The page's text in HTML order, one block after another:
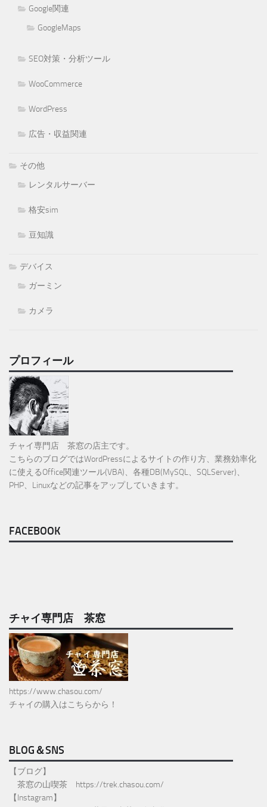
Google関連
GoogleMaps
SEO対策・分析ツール
WooCommerce
WordPress
広告・収益関連
その他
レンタルサーバー
格安sim
豆知識
デバイス
ガーミン
カメラ
プロフィール
チャイ専門店 茶窓の店主です。
こちらのブログではWordPressによるサイトの作り方、業務効率化
に使えるOffice関連ツール(VBA)、各種DB(MySQL、SQLServer)、
PHP、Linuxなどの記事をアップしていきます。
FACEBOOK
チャイ専門店 茶窓
https://www.chasou.com/
チャイの購入はこちらから！
BLOG＆SNS
【ブログ】
茶窓の山喫茶 https://trek.chasou.com/
【Instagram】